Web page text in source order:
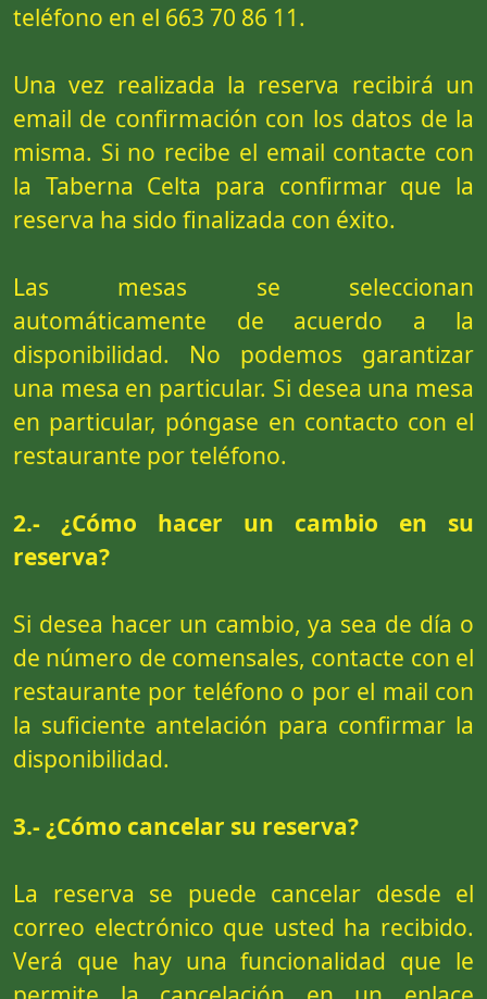
teléfono en el 663 70 86 11.
Una vez realizada la reserva recibirá un
email de confirmación con los datos de la
misma. Si no recibe el email contacte con
la Taberna Celta para confirmar que la
reserva ha sido finalizada con éxito.
Las mesas se seleccionan
automáticamente de acuerdo a la
disponibilidad. No podemos garantizar
una mesa en particular. Si desea una mesa
en particular, póngase en contacto con el
restaurante por teléfono.
2.- ¿Cómo hacer un cambio en su
reserva?
Si desea hacer un cambio, ya sea de día o
de número de comensales, contacte con el
restaurante por teléfono o por el mail con
la suficiente antelación para confirmar la
disponibilidad.
3.- ¿Cómo cancelar su reserva?
La reserva se puede cancelar desde el
correo electrónico que usted ha recibido.
Verá que hay una funcionalidad que le